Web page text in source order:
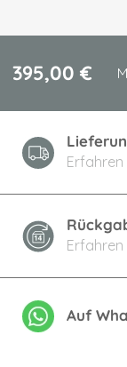
395,00 €
Erfahren
Erfahren
Auf